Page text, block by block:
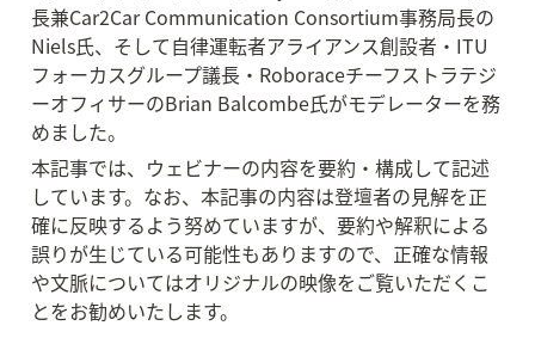
長兼Car2Car Communication Consortium事務局長の
Niels氏、そして自律運転者アライアンス創設者・ITU
フォーカスグループ議長・Roboraceチーフストラテジ
ーオフィサーのBrian Balcombe氏がモデレーターを務
めました。
本記事では、ウェビナーの内容を要約・構成して記述
しています。なお、本記事の内容は登壇者の見解を正
確に反映するよう努めていますが、要約や解釈による
誤りが生じている可能性もありますので、正確な情報
や文脈についてはオリジナルの映像をご覧いただくこ
とをお勧めいたします。